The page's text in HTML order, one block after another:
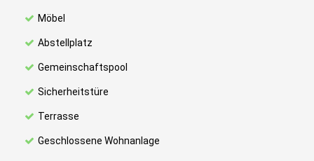
Möbel
Abstellplatz
Gemeinschaftspool
Sicherheitstüre
Terrasse
Geschlossene Wohnanlage